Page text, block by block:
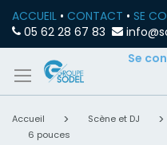
ACCUEIL • CONTACT • SE
05 62 28 67 83
Se
Accueil Scène et DJ
6 pouces